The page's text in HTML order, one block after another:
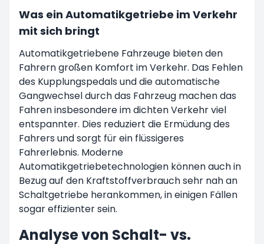
Was ein Automatikgetriebe im Verkehr
mit sich bringt
Automatikgetriebene Fahrzeuge bieten den
Fahrern großen Komfort im Verkehr. Das Fehlen
des Kupplungspedals und die automatische
Gangwechsel durch das Fahrzeug machen das
Fahren insbesondere im dichten Verkehr viel
entspannter. Dies reduziert die Ermüdung des
Fahrers und sorgt für ein flüssigeres
Fahrerlebnis. Moderne
Automatikgetriebetechnologien können auch in
Bezug auf den Kraftstoffverbrauch sehr nah an
Schaltgetriebe herankommen, in einigen Fällen
sogar effizienter sein.
Analyse von Schalt- vs.